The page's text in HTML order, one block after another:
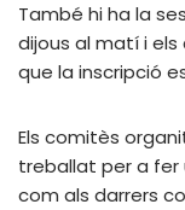
També hi ha la
dijous al matí i
que la inscripció
Els comitès
treballat per a
com als darrers